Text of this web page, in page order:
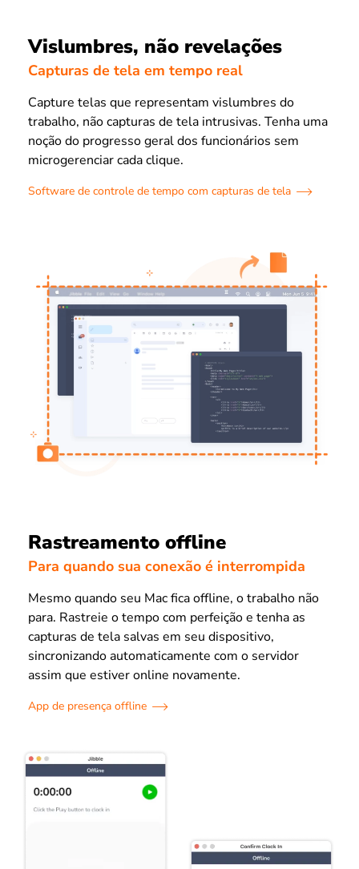
Vislumbres, não revelações
Capturas de tela em tempo real
Capture telas que representam vislumbres do
trabalho, não capturas de tela intrusivas. Tenha uma
noção do progresso geral dos funcionários sem
microgerenciar cada clique.
Software de controle de tempo com capturas de tela
Rastreamento offline
Para quando sua conexão é interrompida
Mesmo quando seu Mac fica offline, o trabalho não
para. Rastreie o tempo com perfeição e tenha as
capturas de tela salvas em seu dispositivo,
sincronizando automaticamente com o servidor
assim que estiver online novamente.
App de presença offline